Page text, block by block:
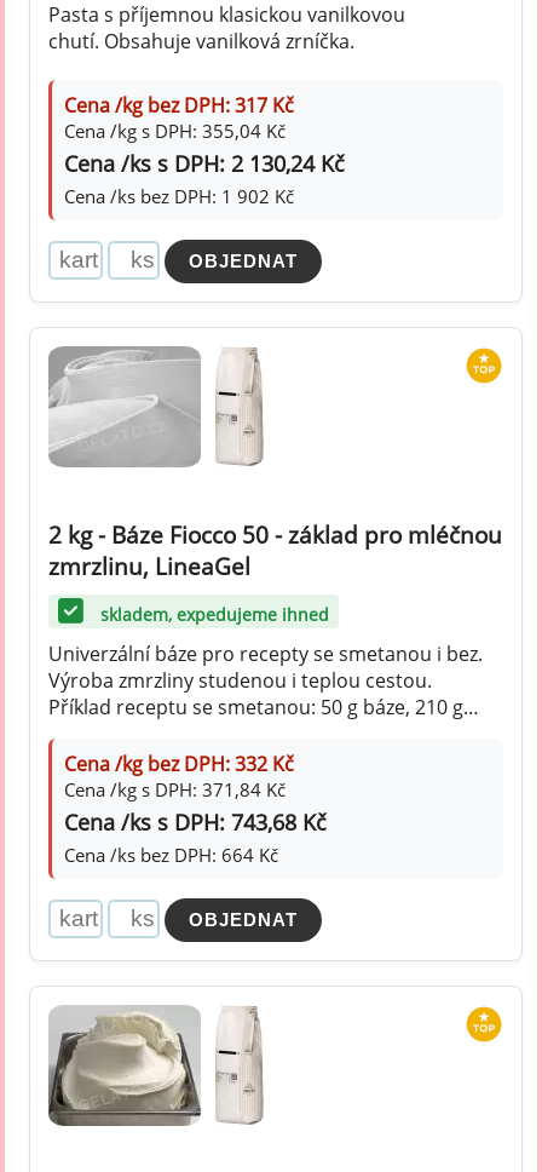
Pasta s příjemnou klasickou vanilkovou
chutí. Obsahuje vanilková zrníčka.
Cena /kg bez DPH: 317 Kč
Cena /kg s DPH: 355,04 Kč
Cena /ks s DPH: 2 130,24 Kč
Cena /ks bez DPH: 1 902 Kč
2 kg - Báze Fiocco 50 - základ pro mléčnou
zmrzlinu, LineaGel
skladem, expedujeme ihned
Univerzální báze pro recepty se smetanou i bez.
Výroba zmrzliny studenou i teplou cestou.
Příklad receptu se smetanou: 50 g báze, 210 g
cukru, 50 g dextrózy, 120 g smetany, 1 l mléka
Cena /kg bez DPH: 332 Kč
Cena /kg s DPH: 371,84 Kč
Cena /ks s DPH: 743,68 Kč
Cena /ks bez DPH: 664 Kč